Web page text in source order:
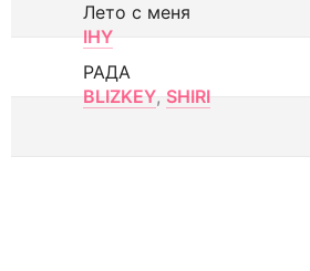
Лето с меня
IHY
РАДА
BLIZKEY, SHIRI